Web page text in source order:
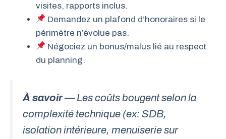
visites, rapports inclus.
Demandez un plafond d’honoraires si le
périmètre n’évolue pas.
Négociez un bonus/malus lié au respect
du planning.
À savoir— Les coûts bougent selon la
complexité technique (ex: SDB,
isolation intérieure, menuiserie sur